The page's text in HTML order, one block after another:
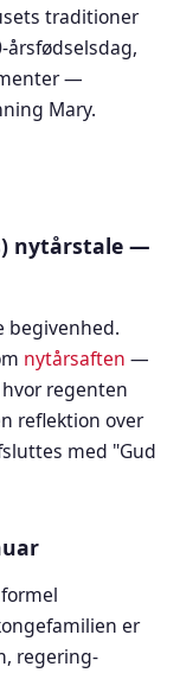
traditioner
årsfødselsdag,
—
Mary.
nytårstale —
begivenhed.
nytårsaften —
regenten
reflektion over
med "Gud
er
regering-